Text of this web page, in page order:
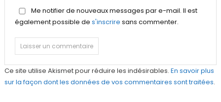
Me notifier de nouveaux messages par e-mail. Il est
également possible de s'inscrire sans commenter.
Ce site utilise Akismet pour réduire les indésirables. En savoir plus
sur la façon dont les données de vos commentaires sont traitées.